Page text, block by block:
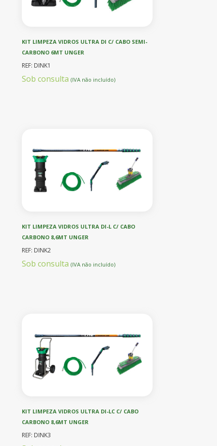
KIT LIMPEZA VIDROS ULTRA DI C/ CABO SEMI-
CARBONO 6MT UNGER
REF: DINK1
Sob consulta (IVA não incluído)
KIT LIMPEZA VIDROS ULTRA DI-L C/ CABO
CARBONO 8,6MT UNGER
REF: DINK2
Sob consulta (IVA não incluído)
KIT LIMPEZA VIDROS ULTRA DI-LC C/ CABO
CARBONO 8,6MT UNGER
REF: DINK3